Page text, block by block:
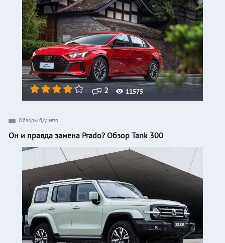
2 11575
Обзоры б/у авто
Он и правда замена Prado? Обзор Tank 300